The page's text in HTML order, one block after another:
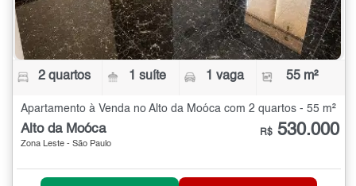
2 quartos 1 suíte 1 vaga 55 m²
Apartamento à Venda no Alto da Moóca com 2 quartos - 55 m²
Alto da Moóca
Zona Leste - São Paulo
R$ 530.000